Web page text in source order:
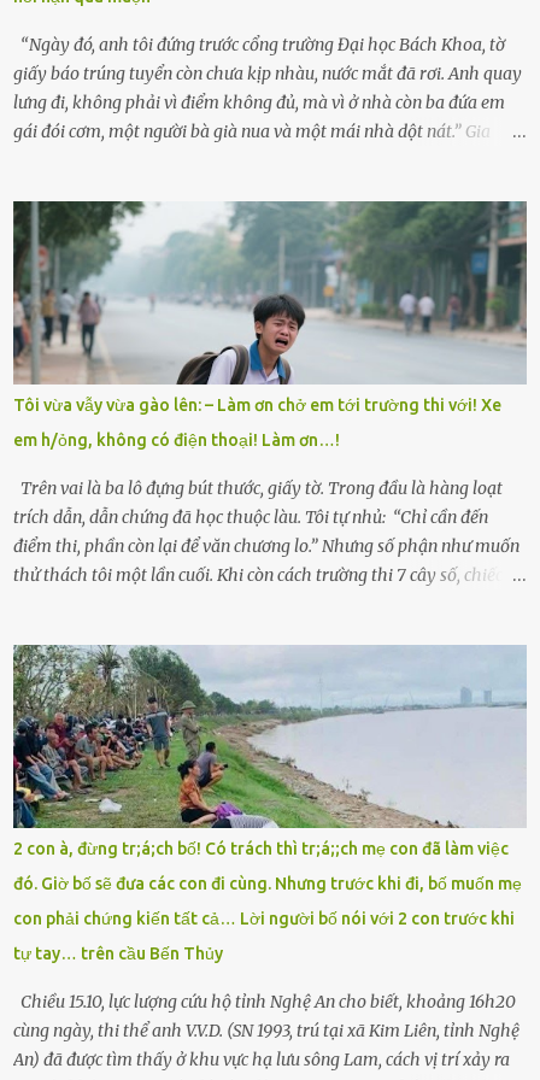
“Con sẽ nhặt thật nhiều vỏ sò cho mẹ nhé!” Chiếc xe khách lăn
bánh rời khỏi bến...
“Ngày đó, anh tôi đứng trước cổng trường Đại học Bách Khoa, tờ
giấy báo trúng tuyển còn chưa kịp nhàu, nước mắt đã rơi. Anh quay
lưng đi, không phải vì điểm không đủ, mà vì ở nhà còn ba đứa em
gái đói cơm, một người bà già nua và một mái nhà dột nát.” Gia
có tin tức. Mọi gánh nặng đổ dồn lên đôi vai gầy guộc của bà nội –
cụ Nguyễn Thị Đào – và cậu con trai cả là Trí, lúc đó mới chỉ 17 tuổi.
Trí là học sinh giỏi toàn huyện, học lớp 12 nhưng đã biết làm ruộng,
làm thuê, biết đi cày thuê từ 4h sáng rồi lại tất tả về đi học. Người
trong làng thương lắm, bảo: “Thằng Trí học giỏi mà hiền, sau này
nên ông này bà nọ đó!” Trí có ba cô em gái: Mai, Lan và Hương – ba
cái tên mẹ đặt lúc còn sống, mong tụi nhỏ sau này như hoa mai nở
giữa mùa đông. Nhưng hoa có đẹp mấy cũng cần đất màu, mà nhà
thì chỉ toàn đất sỏi đá và khốn khó. Năm đó, Trí đỗ Đại học Bách
Khoa Hà...
Tôi vừa vẫy vừa gào lên: – Làm ơn chở em tới trường thi với! Xe
em h/ỏng, không có điện thoại! Làm ơn…!
Trên vai là ba lô đựng bút thước, giấy tờ. Trong đầu là hàng loạt
trích dẫn, dẫn chứng đã học thuộc làu. Tôi tự nhủ: “Chỉ cần đến
điểm thi, phần còn lại để văn chương lo.” Nhưng số phận như muốn
thử thách tôi một lần cuối. Khi còn cách trường thi 7 cây số, chiếc xe
sực nhớ – điện thoại đang sạc, sáng nay quên mang theo! Giữa con
đường thưa thớt người qua lại, tôi hoảng loạn vẫy tay xin đi nhờ. –
Chú ơi, cháu đi thi, xe hỏng rồi! Làm ơn cho cháu đi nhờ với! – Cô ơi,
giúp cháu với, cháu không có điện thoại… Người thì lắc đầu. Người
thì tăng ga tránh xa như né một kẻ lừa đảo. Tôi gào lên giữa đường
như một kẻ mất trí. Vô ích. 6h10. Còn hơn 30 phút nữa. Trong đầu
tôi chỉ có một lựa chọn duy nhất: chạy. Tôi quăng xe vào vệ đường,
rút tờ giấy báo dự thi nhét túi áo, đeo ba lô và chạy . Chạy miết.
Chạy không ngừng. Qua ngã...
2 con à, đừng tr;á;ch bố! Có trách thì tr;á;;ch mẹ con đã làm việc
đó. Giờ bố sẽ đưa các con đi cùng. Nhưng trước khi đi, bố muốn mẹ
con phải chứng kiến tất cả… Lời người bố nói với 2 con trước khi
tự tay… trên cầu Bến Thủy
Chiều 15.10, lực lượng cứu hộ tỉnh Nghệ An cho biết, khoảng 16h20
cùng ngày, thi thể anh V.V.D. (SN 1993, trú tại xã Kim Liên, tỉnh Nghệ
An) đã được tìm thấy ở khu vực hạ lưu sông Lam, cách vị trí xảy ra